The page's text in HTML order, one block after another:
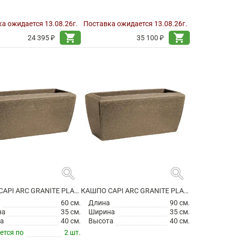
ожидается 13.08.26г.
24 395 ₽
shopping_cart
Поставка ожидается 13.08.26г.
35 100 ₽
shopping_cart
search
КАШПО CAPI ARC GRANITE PLANTER RECTANGLE WARM TAUPE
60 см.
35 см.
40 см.
по
2 шт.
search
КАШПО CAPI ARC GRANITE PLANTER RECTANGLE WARM TAUPE
Длина
90 см.
Ширина
35 см.
Высота
40 см.